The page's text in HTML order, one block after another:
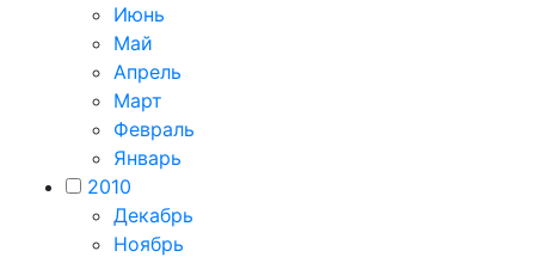
Июнь
Май
Апрель
Март
Февраль
Январь
2010
Декабрь
Ноябрь